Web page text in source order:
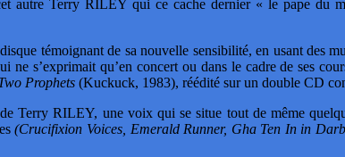
autre Terry RILEY qui ce cache dernier « le pape du
témoignant de sa nouvelle sensibilité, en usant des
s’exprimait qu’en concert ou dans le cadre de ses
Prophets (Kuckuck, 1983), réédité sur un double CD
Terry RILEY, une voix qui se situe tout de même
(Crucifixion Voices, Emerald Runner, Gha Ten In in